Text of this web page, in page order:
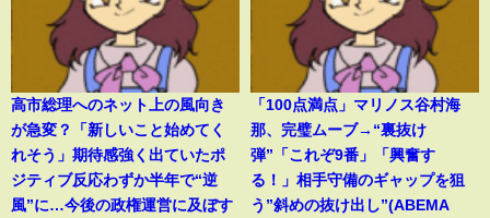
高市総理へのネット上の風向き
が急変？「新しいこと始めてく
れそう」期待感強く出ていたポ
ジティブ反応わずか半年で“逆
風”に…今後の政権運営に及ぼす
「100点満点」マリノス谷村海
那、完璧ムーブ→“裏抜け
弾”「これぞ9番」「興奮す
る！」相手守備のギャップを狙
う”斜めの抜け出し”(ABEMA